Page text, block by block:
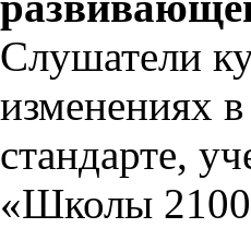
Слушатели
изменениях
стандарте,
«Школы